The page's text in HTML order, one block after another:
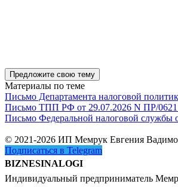
Предложите свою тему
Материалы по теме
Письмо Департамента налоговой
Письмо ТПП РФ от 29.07.2026 N ПР/0621
Письмо Федеральной налоговой
© 2021-2026 ИП Мемрук Евгения
Подписаться в Telegram
BIZNESINALOGI
Индивидуальный предприниматель